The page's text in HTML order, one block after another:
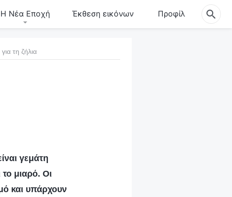
Η Νέα Εποχή Έκθεση εικόνων Προφίλ
τη ζήλια
γεμάτη
το μιαρό. Οι
και υπάρχουν